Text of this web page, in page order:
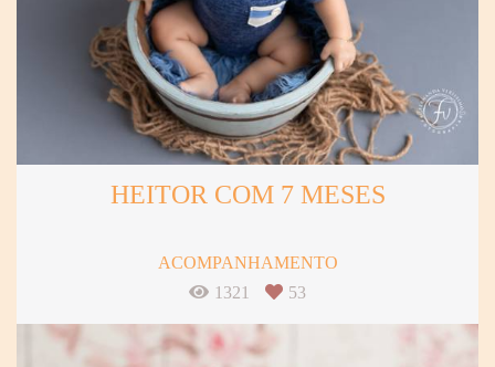
HEITOR COM 7 MESES
ACOMPANHAMENTO
1321
53